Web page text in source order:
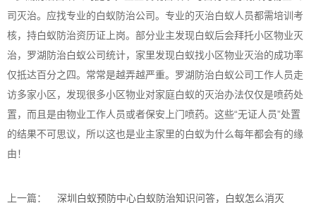
司灭治。应找专业的白蚁防治公司。专业的灭治白蚁人员都需培训考
核，持白蚁防治资历证上岗。部分业主发现白蚁后会拜托小区物业灭
治，罗湖防治白蚁公司统计，家里发现白蚁找小区物业灭治的成功率
仅抵达百分之四。常常是越弄越严重。罗湖防治白蚁公司工作人员走
访多家小区，发现很多小区物业对家庭白蚁的灭治办法仅仅是喷药处
置，而且是由物业工作人员或者保安上门喷药。这些“无证人员”处置
的结果不可思议，所以这也是业主家里的白蚁为什么每年都会有的缘
由！
上一篇： 深圳白蚁预防中心白蚁防治知识问答，白蚁怎么消灭